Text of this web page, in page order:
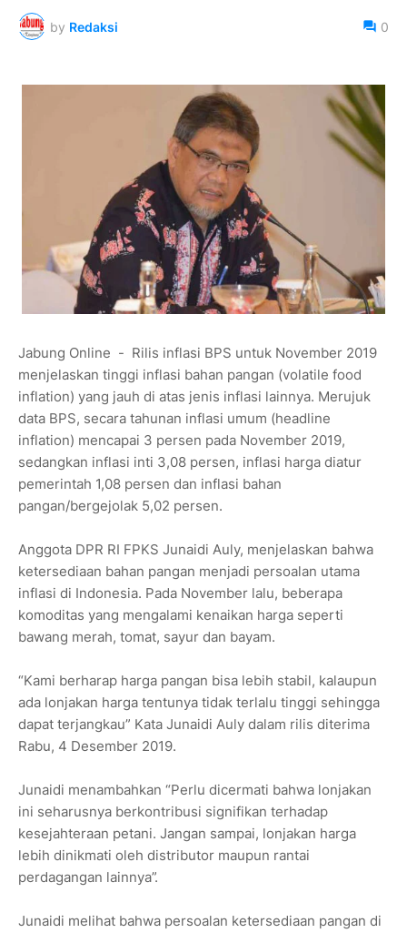
by Redaksi 0
Jabung Online - Rilis inflasi BPS untuk November 2019
menjelaskan tinggi inflasi bahan pangan (volatile food
inflation) yang jauh di atas jenis inflasi lainnya. Merujuk
data BPS, secara tahunan inflasi umum (headline
inflation) mencapai 3 persen pada November 2019,
sedangkan inflasi inti 3,08 persen, inflasi harga diatur
pemerintah 1,08 persen dan inflasi bahan
pangan/bergejolak 5,02 persen.
Anggota DPR RI FPKS Junaidi Auly, menjelaskan bahwa
ketersediaan bahan pangan menjadi persoalan utama
inflasi di Indonesia. Pada November lalu, beberapa
komoditas yang mengalami kenaikan harga seperti
bawang merah, tomat, sayur dan bayam.
“Kami berharap harga pangan bisa lebih stabil, kalaupun
ada lonjakan harga tentunya tidak terlalu tinggi sehingga
dapat terjangkau” Kata Junaidi Auly dalam rilis diterima
Rabu, 4 Desember 2019.
Junaidi menambahkan “Perlu dicermati bahwa lonjakan
ini seharusnya berkontribusi signifikan terhadap
kesejahteraan petani. Jangan sampai, lonjakan harga
lebih dinikmati oleh distributor maupun rantai
perdagangan lainnya”.
Junaidi melihat bahwa persoalan ketersediaan pangan di